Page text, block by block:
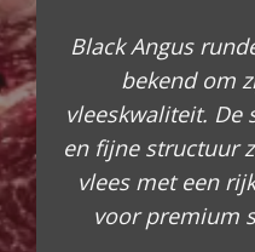
Black Angus
bekend om
vleeskwaliteit. De
en fijne structuur
vlees met een
voor premium